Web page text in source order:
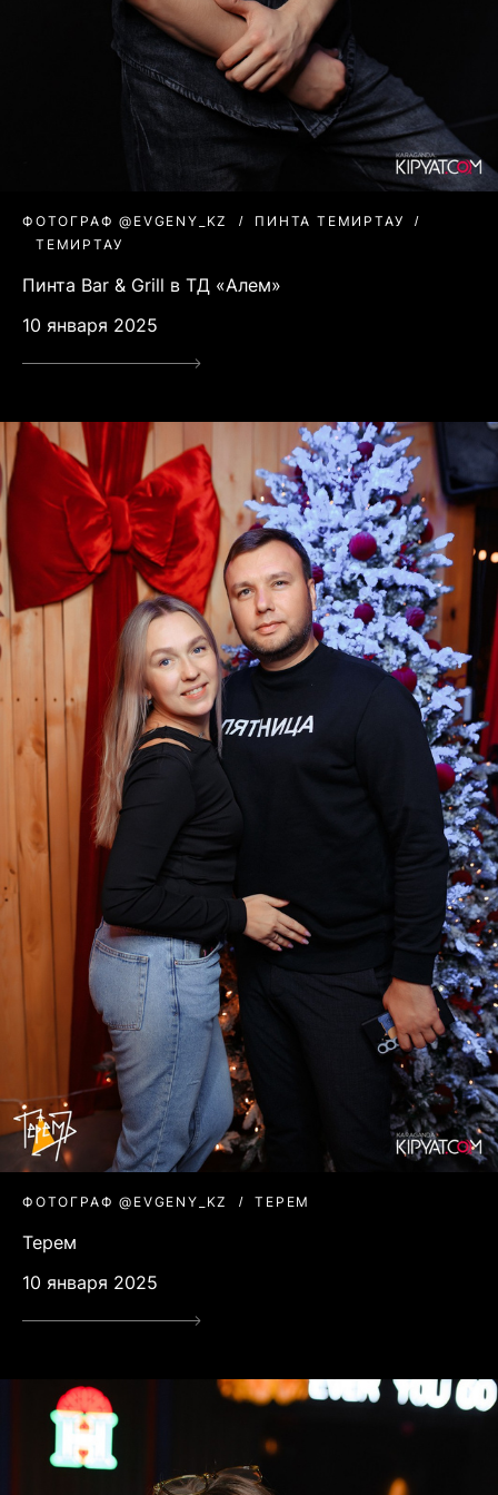
ФОТОГРАФ @EVGENY_KZ
ПИНТА ТЕМИРТАУ
ТЕМИРТАУ
Пинта Bar & Grill в ТД «Алем»
10 января 2025
ФОТОГРАФ @EVGENY_KZ ТЕРЕМ
Терем
10 января 2025